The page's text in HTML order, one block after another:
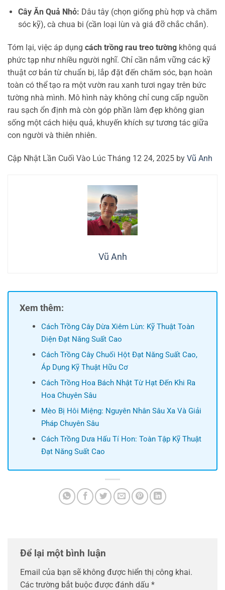
Cây Ăn Quả Nhỏ: Dâu tây (chọn giống phù hợp và chăm
sóc kỹ), cà chua bi (cần loại lùn và giá đỡ chắc chắn).
Tóm lại, việc áp dụng cách trồng rau treo tường không quá
phức tạp như nhiều người nghĩ. Chỉ cần nắm vững các kỹ
thuật cơ bản từ chuẩn bị, lắp đặt đến chăm sóc, bạn hoàn
toàn có thể tạo ra một vườn rau xanh tươi ngay trên bức
tường nhà mình. Mô hình này không chỉ cung cấp nguồn
rau sạch ổn định mà còn góp phần làm đẹp không gian
sống một cách hiệu quả, khuyến khích sự tương tác giữa
con người và thiên nhiên.
Cập Nhật Lần Cuối Vào Lúc Tháng 12 24, 2025 by Vũ Anh
Vũ Anh
Xem thêm:
Cách Trồng Cây Dừa Xiêm Lùn: Kỹ Thuật Toàn
Diện Đạt Năng Suất Cao
Cách Trồng Cây Chuối Hột Đạt Năng Suất Cao,
Áp Dụng Kỹ Thuật Hữu Cơ
Cách Trồng Hoa Bách Nhật Từ Hạt Đến Khi Ra
Hoa Chuyên Sâu
Mèo Bị Hôi Miệng: Nguyên Nhân Sâu Xa Và Giải
Pháp Chuyên Sâu
Cách Trồng Dưa Hấu Tí Hon: Toàn Tập Kỹ Thuật
Đạt Năng Suất Cao
Để lại một bình luận
Email của bạn sẽ không được hiển thị công khai.
Các trường bắt buộc được đánh dấu *